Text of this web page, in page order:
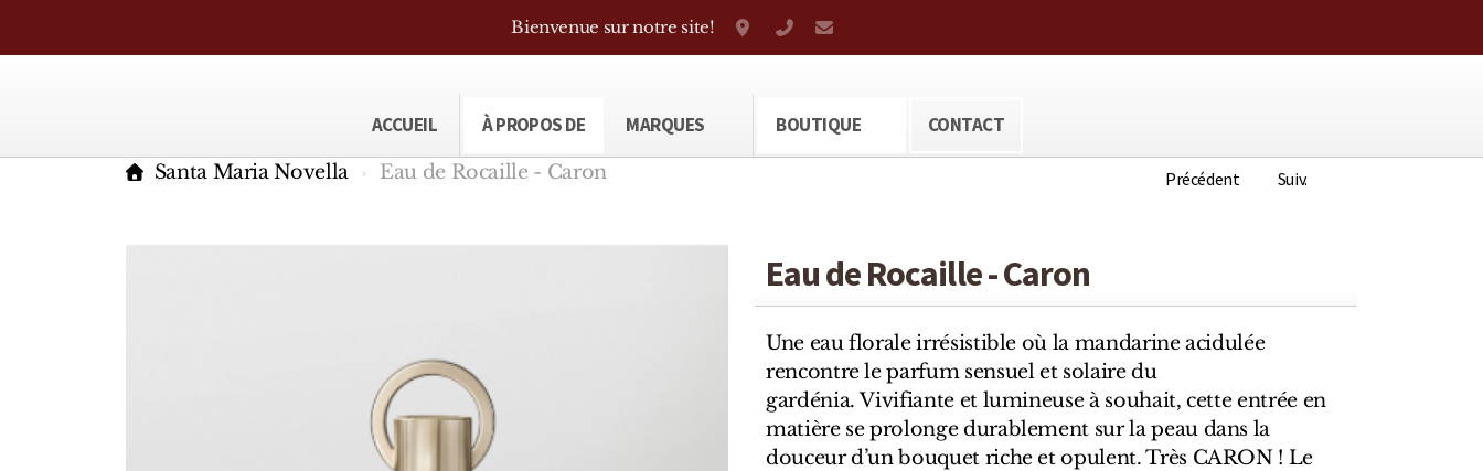
Bienvenue sur notre site! Grand-Rue 38, Genève
+41 22 310 38 75
ACCUEIL À PROPOS DE MARQUES BOUTIQUE CONTACT
Précédent Suiv.
Santa Maria Novella Eau de Rocaille - Caron
Eau de Rocaille - Caron
Une eau florale irrésistible où la mandarine acidulée
rencontre le parfum sensuel et solaire du
gardénia. Vivifiante et lumineuse à souhait, cette entrée en
matière se prolonge durablement sur la peau dans la
douceur d’un bouquet riche et opulent. Très CARON ! Le